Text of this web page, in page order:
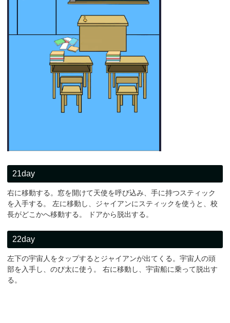
21day
右に移動する。窓を開けて天使を呼び込み、手に持つスティック
を入手する。 左に移動し、ジャイアンにスティックを使うと、校
長がどこかへ移動する。 ドアから脱出する。
22day
左下の宇宙人をタップするとジャイアンが出てくる。宇宙人の頭
部を入手し、のび太に使う。 右に移動し、宇宙船に乗って脱出す
る。